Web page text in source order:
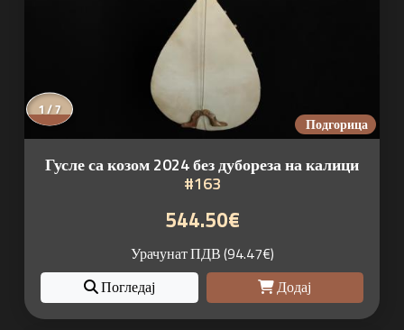
Подгорица
1 / 7
Гусле са козом 2024 без дубореза на калици
#163
544.50€
Урачунат ПДВ (94.47€)
Погледај
Додај